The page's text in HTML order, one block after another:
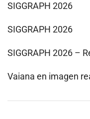
SIGGRAPH 2026
SIGGRAPH 2026
SIGGRAPH 2026 –
Vaiana en imagen